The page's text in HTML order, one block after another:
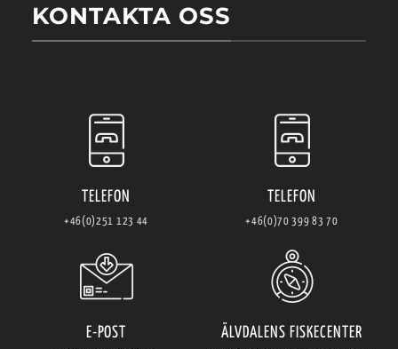
KONTAKTA OSS
TELEFON
+46(0)251 123 44
TELEFON
+46(0)70 399 83 70
E-POST ÄLVDALENS FISKECENTER